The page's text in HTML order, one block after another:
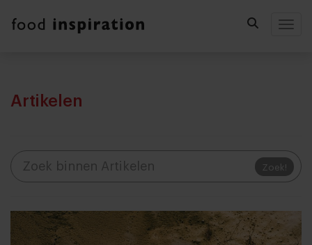
Artikelen
Zoek!